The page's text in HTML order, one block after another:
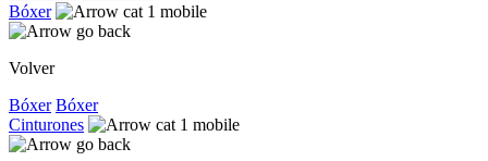
Bóxer
Volver
Bóxer Bóxer
Cinturones